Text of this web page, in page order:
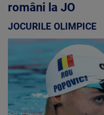
români la JO
JOCURILE OLIMPICE